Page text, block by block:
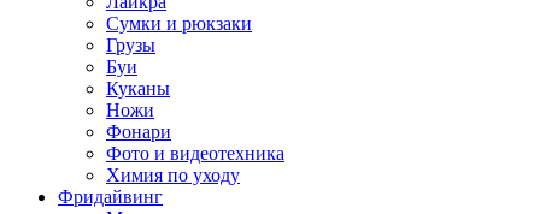
Сумки и рюкзаки
Грузы
Буи
Куканы
Ножи
Фонари
Фото и видеотехника
Химия по уходу
Фридайвинг